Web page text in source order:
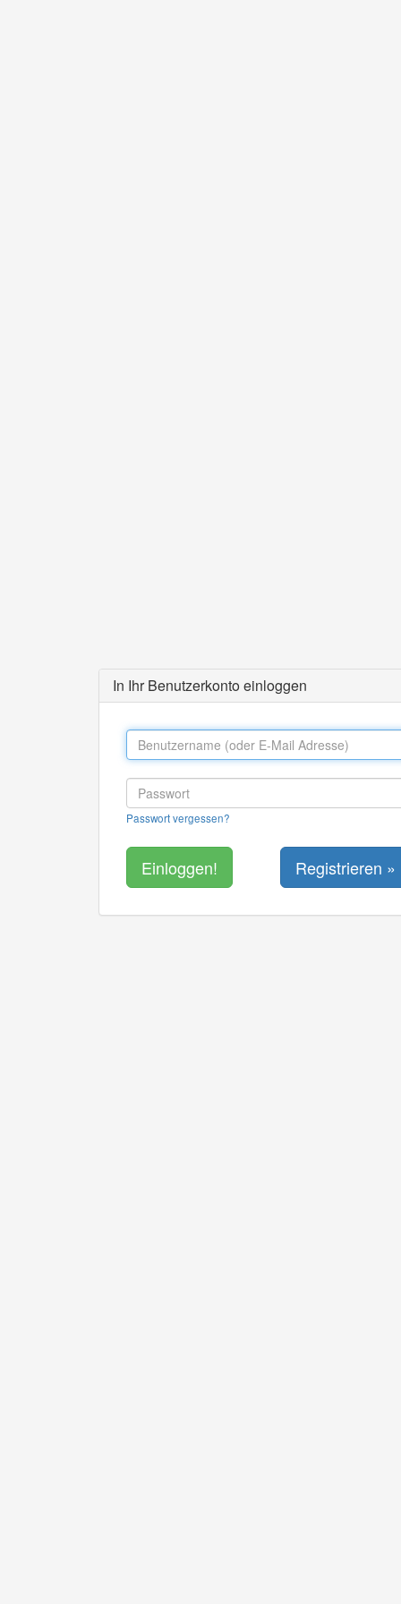
In Ihr Benutzerkonto einloggen
Passwort vergessen?
Registrieren »